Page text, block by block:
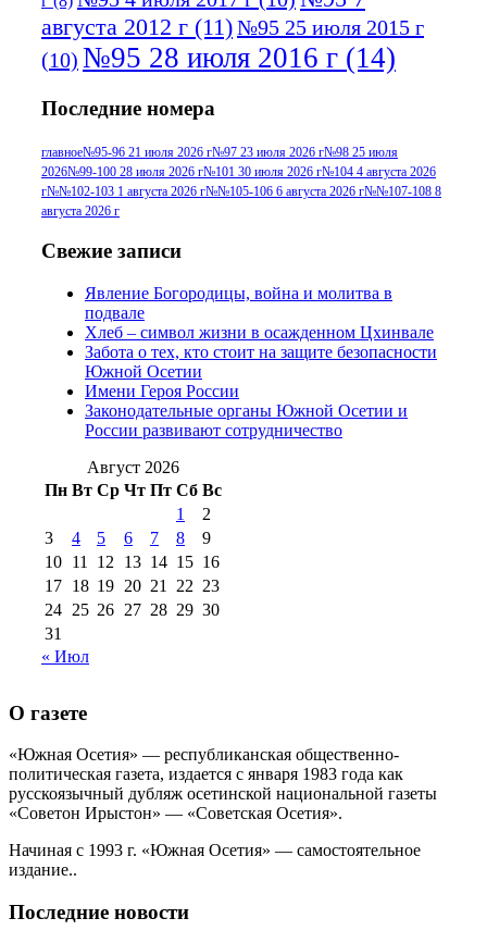
августа 2012 г (11)№95 25 июля 2015 г
(10) №95 28 июля 2016 г (14)
июля 2017 г(11)№96 9 августа 2012
г(13) №96 28 июля 2015 г(9) №96+97 3
июля 2014 г(10)№96+97 30 июля
2016 г(13)
июля 2017 г
2012 г
(15)
№97 30 июля 2015 г
(15)№98 1 августа 2015 г
августа 2016 г(10)№98 5 июля 2014 г(10)
№98 8 августа 2013 г
августа 2012 г(14) №98+99 11 июля
2017 г(9)
№99 4 августа
2016 г(12) №99 8 июля 2014 г
августа 2012 г(11)
августа 2013 г
(12)
Последние номера
главное№95-96 21 июля 2026 г№97 23 июля 2026 г№98 25 июля
2026№99-100 28 июля 2026 г№101 30 июля 2026 г№104 4 августа 2026
г№№102-103 1 августа 2026 г№№105-106 6 августа 2026 г№№107-108 8
августа 2026 г
Свежие записи
Явление Богородицы, война и молитва в
подвале
Хлеб – символ жизни в осажденном Цхинвале
Забота о тех, кто стоит на защите безопасности
Южной Осетии
Имени Героя России
Законодательные органы Южной Осетии и
России развивают сотрудничество
Август 2026
Пн Вт Ср Чт Пт Сб Вс
1
2
3
4 5 6 7 8
9
10 11 12 13 14 15 16
17 18 19 20 21 22 23
24 25 26 27 28 29 30
31
« Июл
О газете
«Южная Осетия» — республиканская общественно-
политическая газета, издается с января 1983 года как
русскоязычный дубляж осетинской национальной газеты
«Советон Ирыстон» — «Советская Осетия».
Начиная с 1993 г. «Южная Осетия» — самостоятельное
издание..
Последние новости